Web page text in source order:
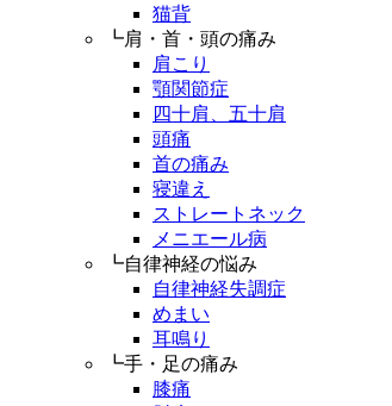
猫背
┗肩・首・頭の痛み
肩こり
顎関節症
四十肩、五十肩
頭痛
首の痛み
寝違え
ストレートネック
メニエール病
┗自律神経の悩み
自律神経失調症
めまい
耳鳴り
┗手・足の痛み
膝痛